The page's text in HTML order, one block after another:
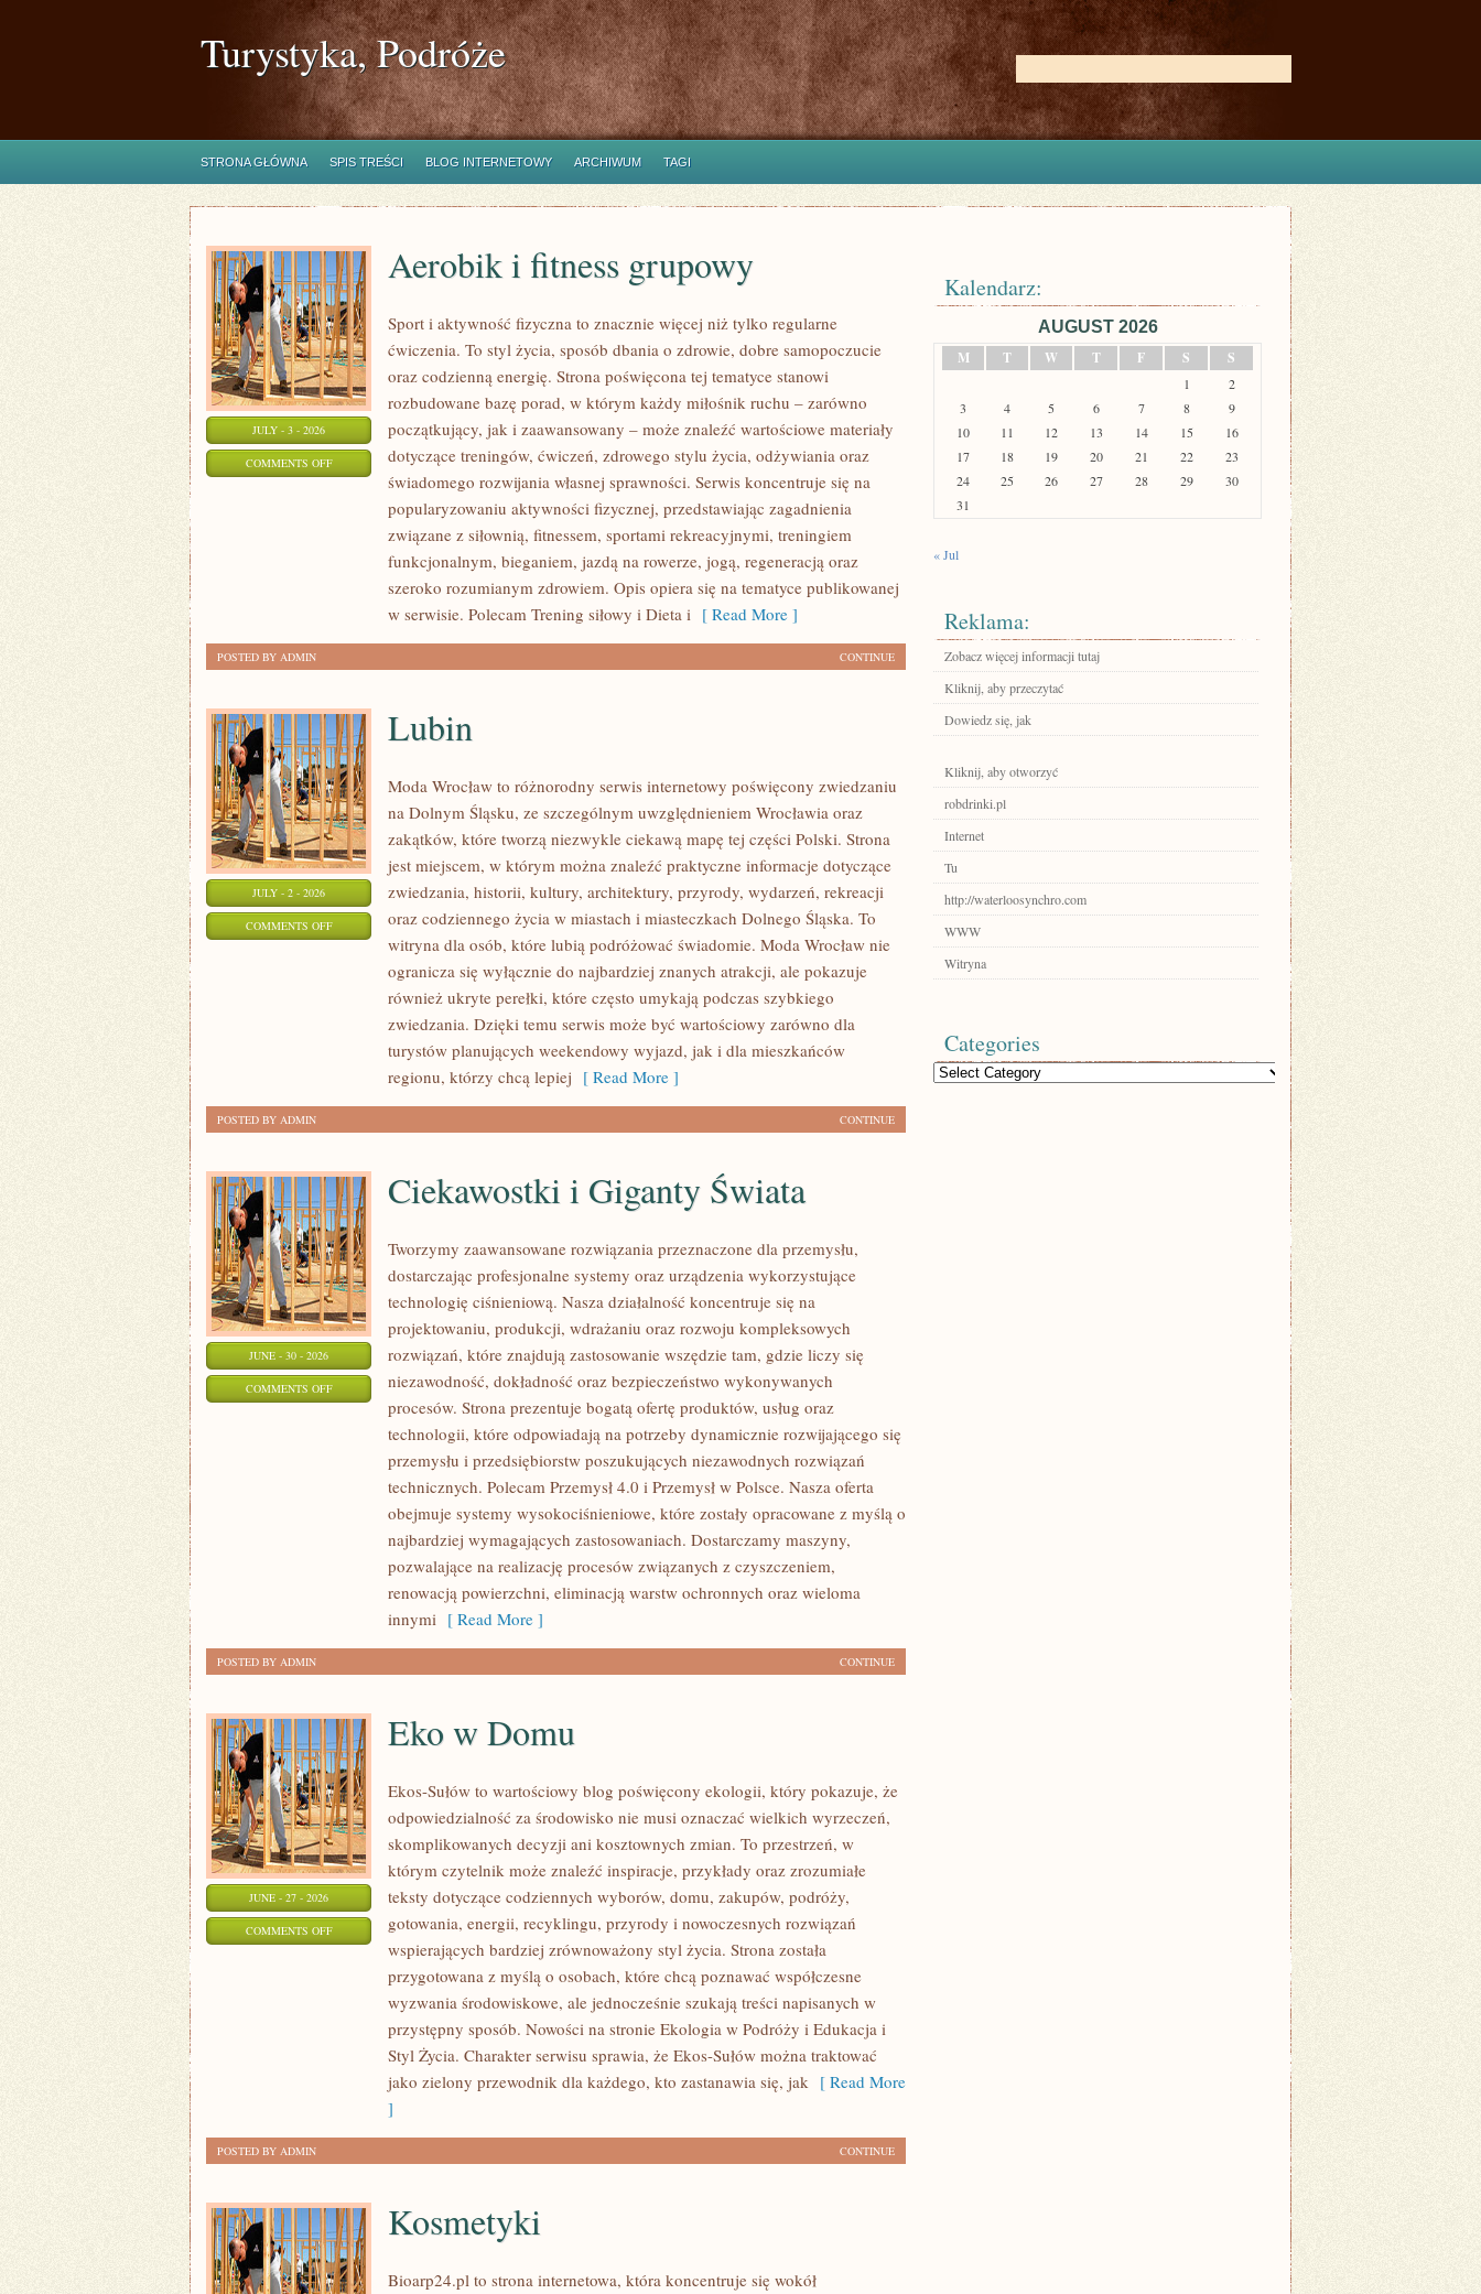
Turystyka, Podróże
STRONA GŁÓWNA SPIS TREŚCI BLOG INTERNETOWY ARCHIWUM TAGI
JULY - 3 - 2026
COMMENTS OFFON
Aerobik i fitness grupowy
Sport i aktywność fizyczna to znacznie więcej niż tylko regularne
ćwiczenia. To styl życia, sposób dbania o zdrowie, dobre samopoczucie
oraz codzienną energię. Strona poświęcona tej tematyce stanowi
rozbudowane bazę porad, w którym każdy miłośnik ruchu – zarówno
początkujący, jak i zaawansowany – może znaleźć wartościowe materiały
dotyczące treningów, ćwiczeń, zdrowego stylu życia, odżywiania oraz
świadomego rozwijania własnej sprawności. Serwis koncentruje się na
popularyzowaniu aktywności fizycznej, przedstawiając zagadnienia
związane z siłownią, fitnessem, sportami rekreacyjnymi, treningiem
funkcjonalnym, bieganiem, jazdą na rowerze, jogą, regeneracją oraz
szeroko rozumianym zdrowiem. Opis opiera się na tematyce publikowanej
w serwisie. Polecam Trening siłowy i Dieta i [ Read More ]
CONTINUE
POSTED BY ADMIN
JULY - 2 - 2026
COMMENTS OFFON
Lubin
Moda Wrocław to różnorodny serwis internetowy poświęcony zwiedzaniu
na Dolnym Śląsku, ze szczególnym uwzględnieniem Wrocławia oraz
zakątków, które tworzą niezwykle ciekawą mapę tej części Polski. Strona
jest miejscem, w którym można znaleźć praktyczne informacje dotyczące
zwiedzania, historii, kultury, architektury, przyrody, wydarzeń, rekreacji
oraz codziennego życia w miastach i miasteczkach Dolnego Śląska. To
witryna dla osób, które lubią podróżować świadomie. Moda Wrocław nie
ogranicza się wyłącznie do najbardziej znanych atrakcji, ale pokazuje
również ukryte perełki, które często umykają podczas szybkiego
zwiedzania. Dzięki temu serwis może być wartościowy zarówno dla
turystów planujących weekendowy wyjazd, jak i dla mieszkańców
regionu, którzy chcą lepiej [ Read More ]
CONTINUE
POSTED BY ADMIN
JUNE - 30 - 2026
COMMENTS OFFON
CIEKAWOSTKI
Ciekawostki i Giganty Świata
Tworzymy zaawansowane rozwiązania przeznaczone dla przemysłu,
dostarczając profesjonalne systemy oraz urządzenia wykorzystujące
technologię ciśnieniową. Nasza działalność koncentruje się na
projektowaniu, produkcji, wdrażaniu oraz rozwoju kompleksowych
rozwiązań, które znajdują zastosowanie wszędzie tam, gdzie liczy się
niezawodność, dokładność oraz bezpieczeństwo wykonywanych
procesów. Strona prezentuje bogatą ofertę produktów, usług oraz
technologii, które odpowiadają na potrzeby dynamicznie rozwijającego się
przemysłu i przedsiębiorstw poszukujących niezawodnych rozwiązań
technicznych. Polecam Przemysł 4.0 i Przemysł w Polsce. Nasza oferta
obejmuje systemy wysokociśnieniowe, które zostały opracowane z myślą o
najbardziej wymagających zastosowaniach. Dostarczamy maszyny,
pozwalające na realizację procesów związanych z czyszczeniem,
renowacją powierzchni, eliminacją warstw ochronnych oraz wieloma
innymi [ Read More ]
CONTINUE
POSTED BY ADMIN
JUNE - 27 - 2026
COMMENTS OFFON
Eko w Domu
Ekos-Sułów to wartościowy blog poświęcony ekologii, który pokazuje, że
odpowiedzialność za środowisko nie musi oznaczać wielkich wyrzeczeń,
skomplikowanych decyzji ani kosztownych zmian. To przestrzeń, w
którym czytelnik może znaleźć inspiracje, przykłady oraz zrozumiałe
teksty dotyczące codziennych wyborów, domu, zakupów, podróży,
gotowania, energii, recyklingu, przyrody i nowoczesnych rozwiązań
wspierających bardziej zrównoważony styl życia. Strona została
przygotowana z myślą o osobach, które chcą poznawać współczesne
wyzwania środowiskowe, ale jednocześnie szukają treści napisanych w
przystępny sposób. Nowości na stronie Ekologia w Podróży i Edukacja i
Styl Życia. Charakter serwisu sprawia, że Ekos-Sułów można traktować
jako zielony przewodnik dla każdego, kto zastanawia się, jak [ Read More
]
CONTINUE
POSTED BY ADMIN
Kosmetyki
Bioarp24.pl to strona internetowa, która koncentruje się wokół
Kalendarz:
AUGUST 2026
M
T W T F S S
1
2
3
4 5 6 7 8
9
10
11 12 13 14 15
16
17
18 19 20 21 22
23
24
25 26 27 28 29
30
31
« Jul
Reklama:
Zobacz więcej informacji tutaj
Kliknij, aby przeczytać
Dowiedz się, jak
Kliknij, aby otworzyć
robdrinki.pl
Internet
Tu
http://waterloosynchro.com
WWW
Witryna
Categories
Categories